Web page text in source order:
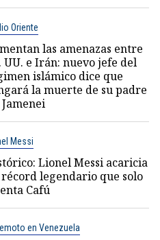
Oriente
las amenazas entre
UU. e Irán: nuevo jefe del
islámico dice que
la muerte de su padre
Messi
Lionel Messi acaricia
legendario que solo
Cafú
en Venezuela